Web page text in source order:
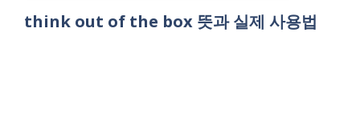
think out of the box 뜻과 실제 사용법